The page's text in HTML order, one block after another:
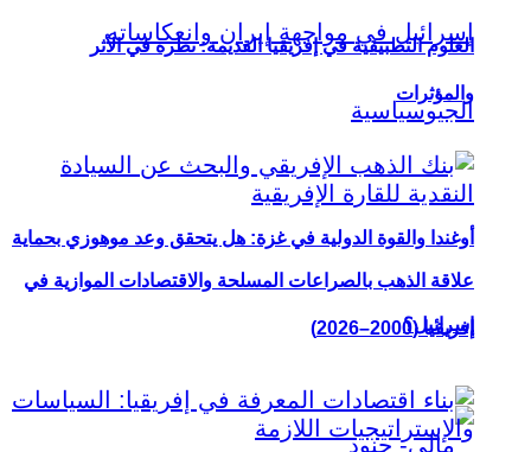
أوغندا والقوة الدولية في غزة: هل يتحقق وعد موهوزي بحماية
إسرائيل؟
العلوم التطبيقية في إفريقيا القديمة: نظرة في الأثر
والمؤثرات
علاقة الذهب بالصراعات المسلحة والاقتصادات الموازية في
إفريقيا (2000–2026)